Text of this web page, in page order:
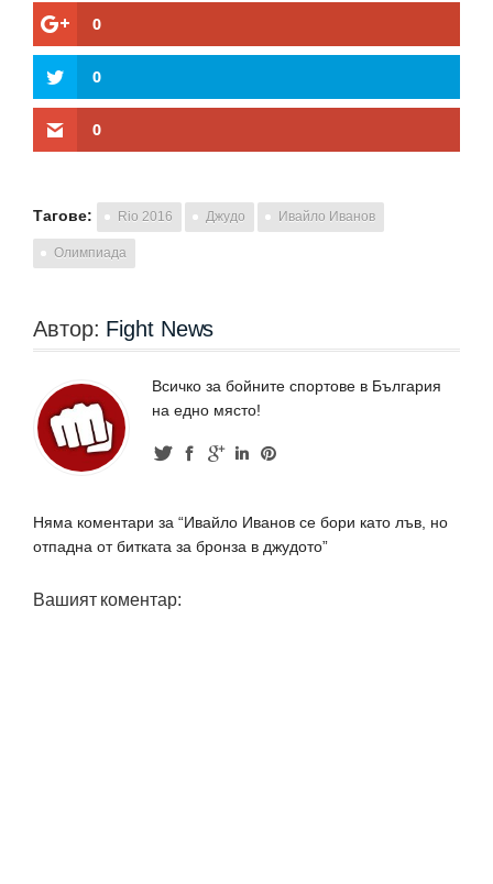
0
0
0
Тагове: Rio 2016 Джудо Ивайло Иванов
Олимпиада
Автор: Fight News
Всичко за бойните спортове в България
на едно място!
Няма коментари за “Ивайло Иванов се бори като лъв, но
отпадна от битката за бронза в джудото”
Вашият коментар: